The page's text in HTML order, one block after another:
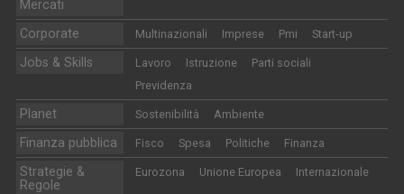
Mercati
Corporate Multinazionali Imprese Pmi Start-up
Jobs & Skills Lavoro Istruzione
Parti sociali
Previdenza
Planet Sostenibilità Ambiente
Finanza pubblica Fisco Spesa Politiche Finanza
Strategie &
Regole
Eurozona Unione Europea Internazionale